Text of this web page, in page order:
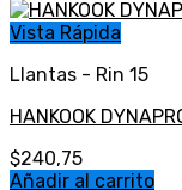
Vista Rápida
Llantas - Rin 15
HANKOOK
$240,75
Añadir al carrito